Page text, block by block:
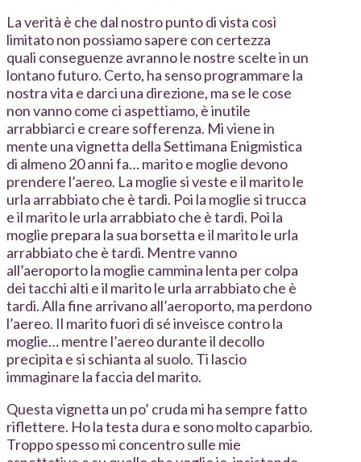
La verità è che dal nostro punto di vista così
limitato non possiamo sapere con certezza
quali conseguenze avranno le nostre scelte in un
lontano futuro. Certo, ha senso programmare la
nostra vita e darci una direzione, ma se le cose
non vanno come ci aspettiamo, è inutile
arrabbiarci e creare sofferenza. Mi viene in
mente una vignetta della Settimana Enigmistica
di almeno 20 anni fa… marito e moglie devono
prendere l’aereo. La moglie si veste e il marito le
urla arrabbiato che è tardi. Poi la moglie si trucca
e il marito le urla arrabbiato che è tardi. Poi la
moglie prepara la sua borsetta e il marito le urla
arrabbiato che è tardi. Mentre vanno
all’aeroporto la moglie cammina lenta per colpa
dei tacchi alti e il marito le urla arrabbiato che è
tardi. Alla fine arrivano all’aeroporto, ma perdono
l’aereo. Il marito fuori di sé inveisce contro la
moglie… mentre l’aereo durante il decollo
precipita e si schianta al suolo. Ti lascio
immaginare la faccia del marito.
Questa vignetta un po’ cruda mi ha sempre fatto
riflettere. Ho la testa dura e sono molto caparbio.
Troppo spesso mi concentro sulle mie